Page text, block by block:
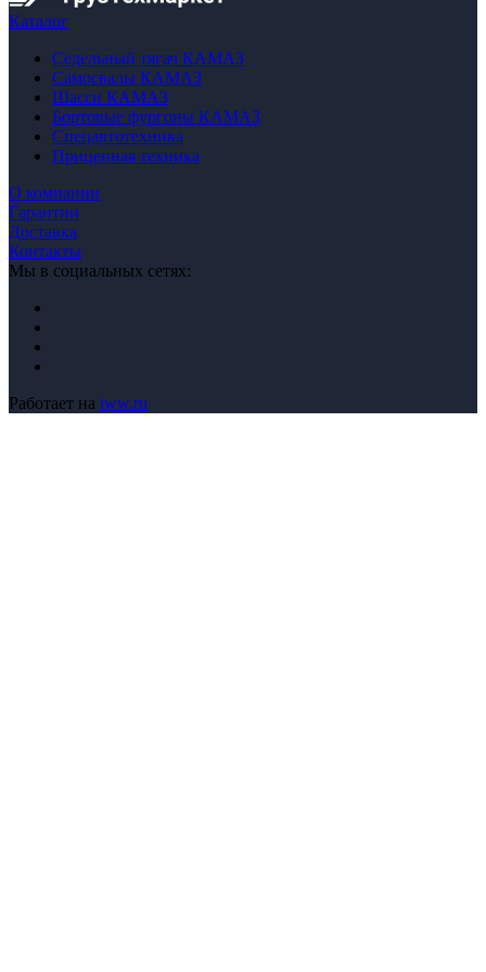
Каталог
Седельный тягач КАМАЗ
Самосвалы КАМАЗ
Шасси КАМАЗ
Бортовые фургоны КАМАЗ
Спецавтотехника
Прицепная техника
О компании
Гарантии
Доставка
Контакты
Мы в социальных сетях:
Работает на iww.ru